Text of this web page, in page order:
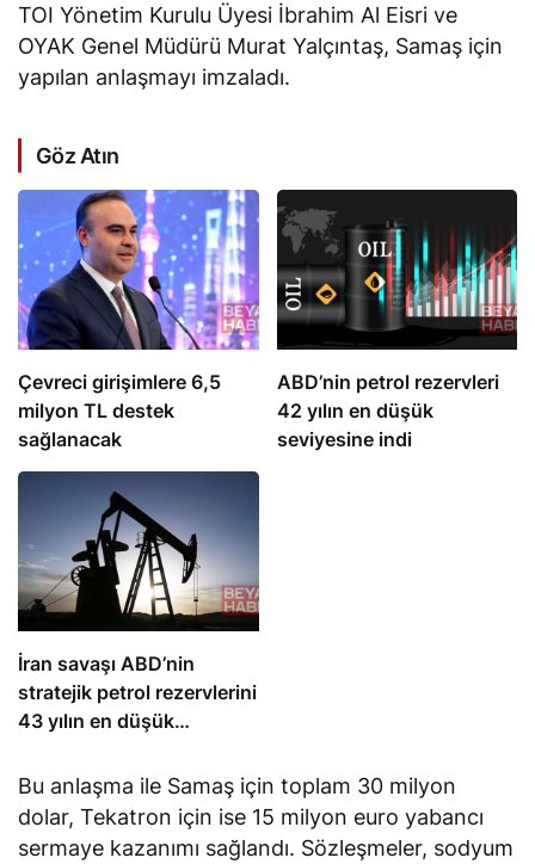
TOI Yönetim Kurulu Üyesi İbrahim Al Eisri ve
OYAK Genel Müdürü Murat Yalçıntaş, Samaş için
yapılan anlaşmayı imzaladı.
Göz Atın
Çevreci girişimlere 6,5
milyon TL destek
sağlanacak
ABD’nin petrol rezervleri
42 yılın en düşük
seviyesine indi
İran savaşı ABD’nin
stratejik petrol rezervlerini
43 yılın en düşük
Bu anlaşma ile Samaş için toplam 30 milyon
dolar, Tekatron için ise 15 milyon euro yabancı
sermaye kazanımı sağlandı. Sözleşmeler, sodyum